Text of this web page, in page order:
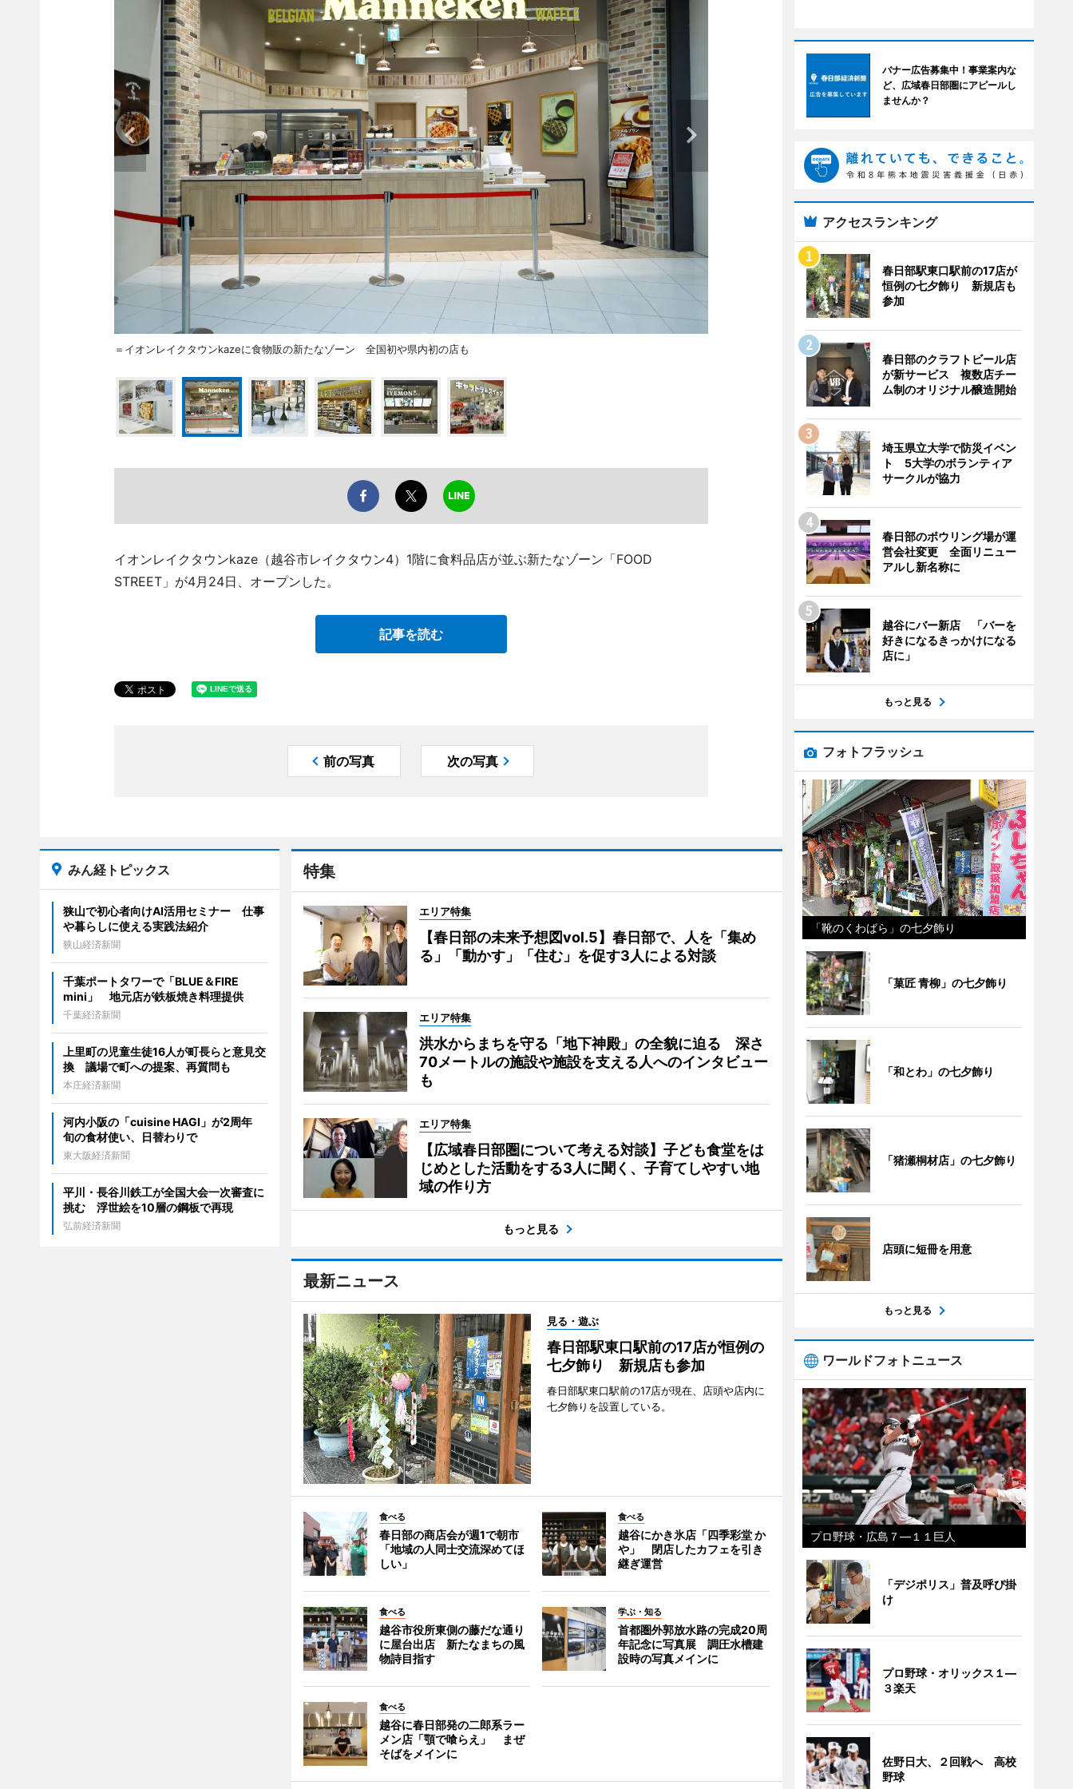
＝イオンレイクタウンkazeに食物販の新たなゾーン 全国初や県内初の店も
イオンレイクタウンkaze（越谷市レイクタウン4）1階に食料品店が並ぶ新たなゾーン「FOOD
STREET」が4月24日、オープンした。
記事を読む
前の写真 次の写真
特集
エリア特集
【春日部の未来予想図vol.5】春日部で、人を「集め
る」「動かす」「住む」を促す3人による対談
エリア特集
洪水からまちを守る「地下神殿」の全貌に迫る 深さ
70メートルの施設や施設を支える人へのインタビュー
も
エリア特集
【広域春日部圏について考える対談】子ども食堂をは
じめとした活動をする3人に聞く、子育てしやすい地
域の作り方
もっと見る
最新ニュース
見る・遊ぶ
春日部駅東口駅前の17店が恒例の
七夕飾り 新規店も参加
春日部駅東口駅前の17店が現在、店頭や店内に
七夕飾りを設置している。
食べる
春日部の商店会が週1で朝市
「地域の人同士交流深めてほ
しい」
食べる
越谷にかき氷店「四季彩堂 か
や」 閉店したカフェを引き
継ぎ運営
食べる
越谷市役所東側の藤だな通り
に屋台出店 新たなまちの風
物詩目指す
学ぶ・知る
首都圏外郭放水路の完成20周
年記念に写真展 調圧水槽建
設時の写真メインに
食べる
越谷に春日部発の二郎系ラー
メン店「顎で喰らえ」 まぜ
そばをメインに
みん経トピックス
狭山で初心者向けAI活用セミナー 仕事
や暮らしに使える実践法紹介
狭山経済新聞
千葉ポートタワーで「BLUE＆FIRE
mini」 地元店が鉄板焼き料理提供
千葉経済新聞
上里町の児童生徒16人が町長らと意見交
換 議場で町への提案、再質問も
本庄経済新聞
河内小阪の「cuisine HAGI」が2周年
旬の食材使い、日替わりで
東大阪経済新聞
平川・長谷川鉄工が全国大会一次審査に
挑む 浮世絵を10層の鋼板で再現
弘前経済新聞
バナー広告募集中！事業案内な
ど、広域春日部圏にアピールし
ませんか？
アクセスランキング
春日部駅東口駅前の17店が
恒例の七夕飾り 新規店も
参加
春日部のクラフトビール店
が新サービス 複数店チー
ム制のオリジナル醸造開始
埼玉県立大学で防災イベン
ト 5大学のボランティア
サークルが協力
春日部のボウリング場が運
営会社変更 全面リニュー
アルし新名称に
越谷にバー新店 「バーを
好きになるきっかけになる
店に」
もっと見る
フォトフラッシュ
「靴のくわばら」の七夕飾り
「菓匠 青柳」の七夕飾り
「和とわ」の七夕飾り
「猪瀬桐材店」の七夕飾り
店頭に短冊を用意
もっと見る
ワールドフォトニュース
プロ野球・広島７―１１巨人
「デジポリス」普及呼び掛
け
プロ野球・オリックス１―
３楽天
佐野日大、２回戦へ 高校
野球